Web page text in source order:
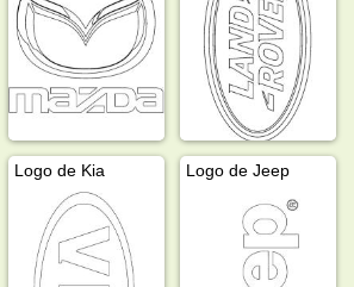
Logo de Kia Logo de Jeep